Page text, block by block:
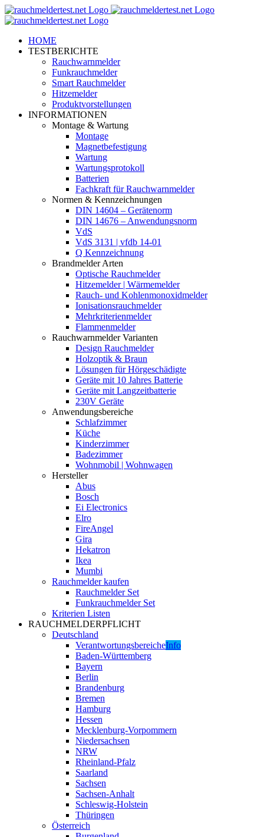
Zum
Inhalt
HOME
TESTBERICHTE
Rauchwarnmelder
Funkrauchmelder
Smart Rauchmelder
Hitzemelder
Produktvorstellungen
INFORMATIONEN
Montage & Wartung
Montage
Magnetbefestigung
Wartung
Wartungsprotokoll
Batterien
Fachkraft für Rauchwarnmelder
Normen & Kennzeichnungen
DIN 14604 – Gerätenorm
DIN 14676 – Anwendungsnorm
VdS
VdS 3131 | vfdb 14-01
Q Kennzeichnung
Brandmelder Arten
Optische Rauchmelder
Hitzemelder | Wärmemelder
Rauch- und Kohlenmonoxidmelder
Ionisationsrauchmelder
Mehrkriterienmelder
Flammenmelder
Rauchwarnmelder Varianten
Design Rauchmelder
Holzoptik & Braun
Lösungen für Hörgeschädigte
Geräte mit 10 Jahres Batterie
Geräte mit Langzeitbatterie
230V Geräte
Anwendungsbereiche
Schlafzimmer
Küche
Kinderzimmer
Badezimmer
Wohnmobil | Wohnwagen
Hersteller
Abus
Bosch
Ei Electronics
Elro
FireAngel
Gira
Hekatron
Ikea
Mumbi
Rauchmelder kaufen
Rauchmelder Set
Funkrauchmelder Set
Kriterien Listen
RAUCHMELDERPFLICHT
Deutschland
VerantwortungsbereicheInfo
Baden-Württemberg
Bayern
Berlin
Brandenburg
Bremen
Hamburg
Hessen
Mecklenburg-Vorpommern
Niedersachsen
NRW
Rheinland-Pfalz
Saarland
Sachsen
Sachsen-Anhalt
Schleswig-Holstein
Thüringen
Österreich